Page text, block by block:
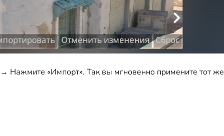
Нажмите «Импорт». Так вы мгновенно примените тот же